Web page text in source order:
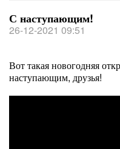
С наступающим!
26-12-2021 09:51
Вот такая новогодняя
наступающим, друзья!